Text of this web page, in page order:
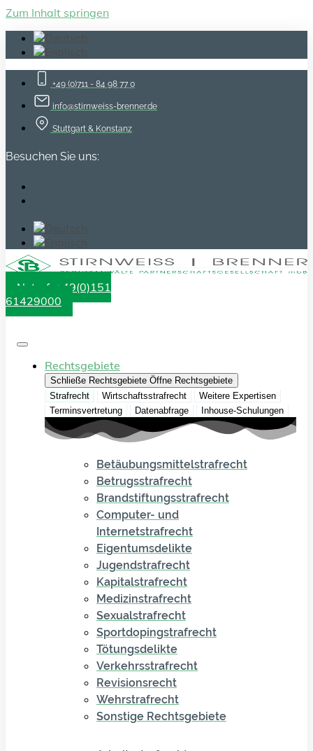
Zum Inhalt springen
+49 (0)711 - 84 98 77 0
info@stirnweiss-brenner.de
Stuttgart & Konstanz
Besuchen Sie uns:
Notruf: +49(0)151
61429000
Rechtsgebiete
Schließe Rechtsgebiete Öffne Rechtsgebiete
Strafrecht
Wirtschaftsstrafrecht
Weitere Expertisen
Terminsvertretung
Datenabfrage Inhouse-Schulungen
Betäubungsmittelstrafrecht
Betrugsstrafrecht
Brandstiftungsstrafrecht
Computer- und
Internetstrafrecht
Eigentumsdelikte
Jugendstrafrecht
Kapitalstrafrecht
Medizinstrafrecht
Sexualstrafrecht
Sportdopingstrafrecht
Tötungsdelikte
Verkehrsstrafrecht
Revisionsrecht
Wehrstrafrecht
Sonstige Rechtsgebiete